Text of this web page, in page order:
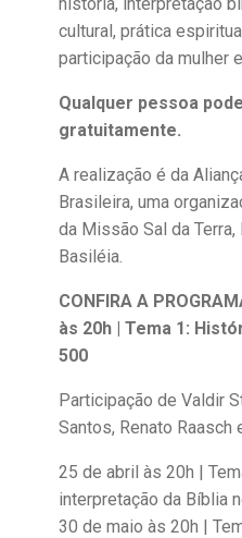
cultural, prática
participação da mulher
Qualquer pessoa
gratuitamente.
A realização é da
Brasileira, uma
da Missão Sal da
Basiléia.
CONFIRA A
às 20h | Tema 1:
500
Participação de Valdir
Santos, Renato Raasch
25 de abril às 20h |
interpretação da Bíblia
30 de maio às 20h |